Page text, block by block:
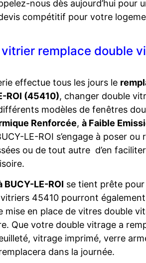
nous dès aujourd’hui
compétitif pour votre
remplace double
effectue tous les jours le
ROI (45410), changer double
modèles de fenêtres
Renforcée, à Faible
LE-ROI s’engage à poser ou
ou de tout autre d’en
LE-ROI se tient prête
45410 pourront
mise en place de vitres double
Que votre double vitrage a
vitrage imprimé, verre
dans la journée.